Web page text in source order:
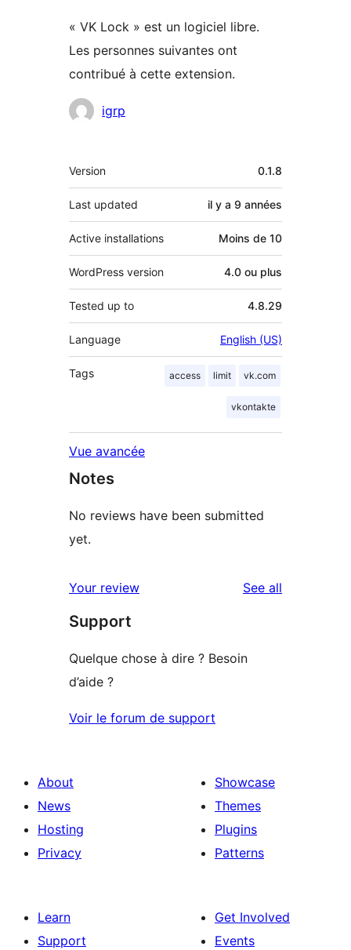
« VK Lock » est un logiciel libre.
Les personnes suivantes ont
contribué à cette extension.
Contributeurs
igrp
Méta
Version 0.1.8
Last updated il y a 9 années
Active installations Moins de 10
WordPress version 4.0 ou plus
Tested up to 4.8.29
Language English (US)
Tags access limit vk.com
vkontakte
Vue avancée
Notes
No reviews have been submitted
yet.
Your review See all
Support
Quelque chose à dire ? Besoin
d’aide ?
Voir le forum de support
About
News
Hosting
Privacy
Showcase
Themes
Plugins
Patterns
Learn
Support
Get Involved
Events